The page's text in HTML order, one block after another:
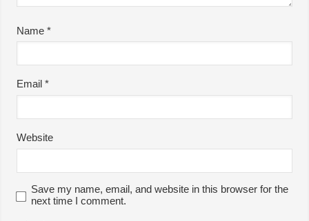
Name*
Email*
Website
Save my name, email, and website in this browser for the
next time I comment.